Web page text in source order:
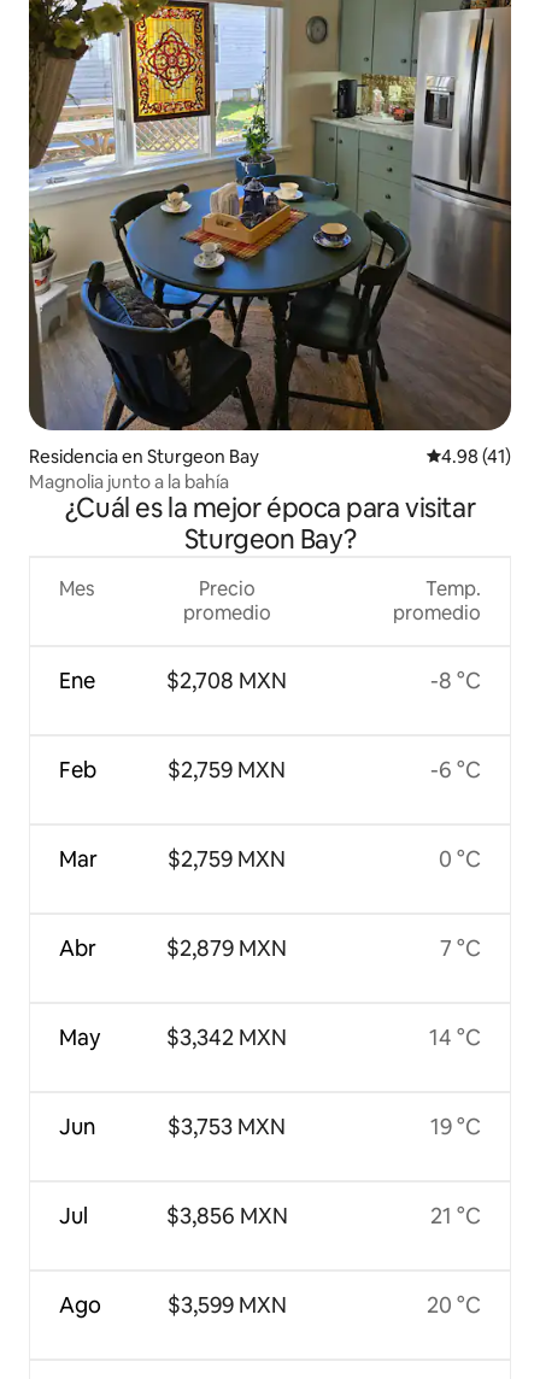
Residencia en Sturgeon Bay Calificación
4.98 (41)
Magnolia junto a la bahía
¿Cuál es la mejor época para visitar
Sturgeon Bay?
Mes
Ene
Feb
Mar
Abr
May
Jun
Jul
Ago
Precio
promedio
$2,708 MXN
$2,759 MXN
$2,759 MXN
$2,879 MXN
$3,342 MXN
$3,753 MXN
$3,856 MXN
$3,599 MXN
Temp.
promedio
-8 °C
-6 °C
0 °C
7 °C
14 °C
19 °C
21 °C
20 °C